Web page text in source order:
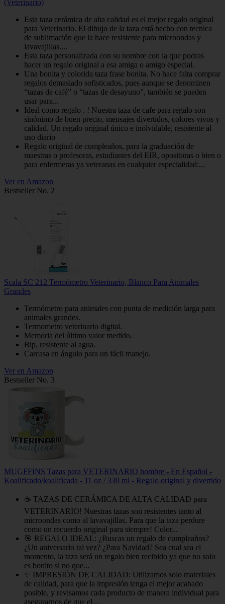
(Veterinario)
Esta taza cerámica de alta calidad es el mejor regalo original
para Veterinario. El dibujo de la taza está hecho con tecnica
de sublimación que la hace resistente para microondas y
lavavajillas....
Esta taza personalizada con su nombre con la que podras
hacer un regalo original a esa amiga o amigo especial.
Una bonita y colorida taza frase bonita. No hace falta comprar
regalos demasiado sofisticados, pues aunque se denominen
“tazas de café” o “tazas de desayuno”, también se pueden
usar para...
Ideal como regalo . ! Nuestra taza de cafe para regalo son
sinónimo de buen precio, mensajes divertidos, colores vivos y
calidad. Un regalo original único e inolvidable, resistente al
uso diario
Regalo original de cumpleaños, para la graduación de
maestras o profesoras, estudiantes del EIR, opositoras o bien o
para enfermeras ya veteranas en cualquier especialidad:...
Ver en Amazon
Bestseller No. 2
Scala SC 212 Termómetro Veterinario, Blanco Para Animales
Grandes
Termómetro para animales con punta de medición larga para
animales grandes.
Termometro veterinario digital.
Memoria del último valor medido.
Bip, resistente al agua.
Carcasa en ángulo para un fácil manejo.
Ver en Amazon
Bestseller No. 3
MUGFFINS Tazas para VETERINARIO hombre - En Español -
Koalificado/koalificada - 11 oz / 330 ml - Regalo original y divertido
☕ TAZAS DE CERÁMICA DE ALTA CALIDAD para
VETERINARIO! Nuestras tazas son resistentes tanto al
microondas como al lavavajillas. Para que la taza perdure
como un recuerdo original para siempre! Color...
🎯 REGALO IDEAL: ¿Buscas un regalo de cumpleaños?
¿Un aniversario tal vez? ¿Para Navidad? Sea cual sea el
momento, la taza será un regalo bien recibido ya que no solo
es bonito si no que...
✨ IMPRESIÓN DE CALIDAD: Utilizamos solo materiales
de calidad, para que la impresión tenga el mejor acabado
posible, y revisamos cada producto de manera individual para
asegurarnos de que el...